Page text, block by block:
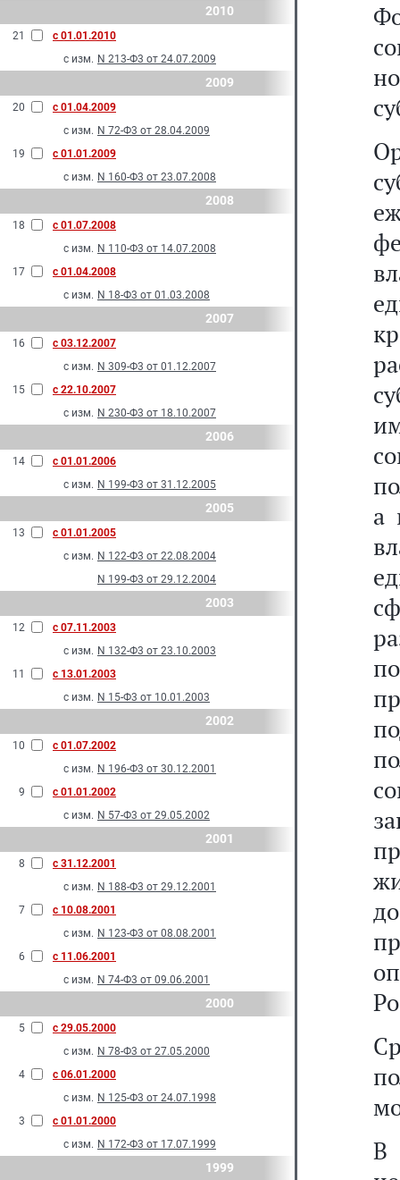
2010
21
с 01.01.2010
с изм. N 213-Ф3 от 24.07.2009
2009
20
с 01.04.2009
с изм. N 72-Ф3 от 28.04.2009
19
с 01.01.2009
с изм. N 160-Ф3 от 23.07.2008
2008
18
с 01.07.2008
с изм. N 110-Ф3 от 14.07.2008
17
с 01.04.2008
с изм. N 18-Ф3 от 01.03.2008
2007
16
с 03.12.2007
с изм. N 309-Ф3 от 01.12.2007
15
с 22.10.2007
с изм. N 230-Ф3 от 18.10.2007
2006
14
с 01.01.2006
с изм. N 199-Ф3 от 31.12.2005
2005
13
с 01.01.2005
с изм. N 122-Ф3 от 22.08.2004
N 199-Ф3 от 29.12.2004
2003
12
с 07.11.2003
с изм. N 132-Ф3 от 23.10.2003
11
с 13.01.2003
с изм. N 15-Ф3 от 10.01.2003
2002
10
с 01.07.2002
с изм. N 196-Ф3 от 30.12.2001
9
с 01.01.2002
с изм. N 57-Ф3 от 29.05.2002
2001
8
с 31.12.2001
с изм. N 188-Ф3 от 29.12.2001
7
с 10.08.2001
с изм. N 123-Ф3 от 08.08.2001
6
с 11.06.2001
с изм. N 74-Ф3 от 09.06.2001
2000
5
с 29.05.2000
с изм. N 78-Ф3 от 27.05.2000
4
с 06.01.2000
с изм. N 125-Ф3 от 24.07.1998
3
с 01.01.2000
с изм. N 172-Ф3 от 17.07.1999
1999
а
В